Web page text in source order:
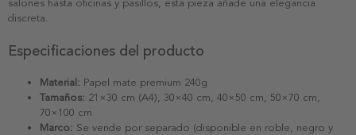
salones hasta oficinas y pasillos, esta pieza añade una elegancia
discreta.
Especificaciones del producto
Material: Papel mate premium 240g
Tamaños: 21×30 cm (A4), 30×40 cm, 40×50 cm, 50×70 cm,
70×100 cm
Marco: Se vende por separado (disponible en roble, negro y